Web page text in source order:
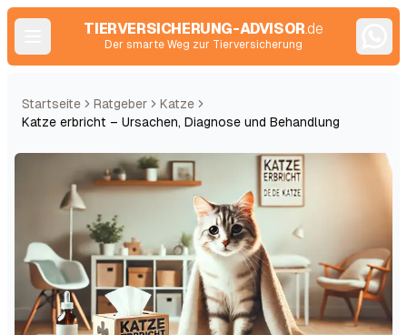
TIERVERSICHERUNG-ADVISOR.de
Der smarte Weg zur Tierversicherung
Startseite Ratgeber
Katze
Katze erbricht – Ursachen, Diagnose und Behandlung